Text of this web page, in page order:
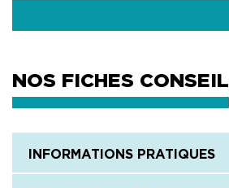
NOS FICHES CONSEIL
INFORMATIONS PRATIQUES